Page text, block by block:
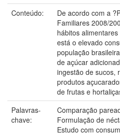
Conteúdo:
De acordo com a
Familiares 2008/
hábitos
está o elevado
população
de açúcar
ingestão de sucos,
produtos
de frutas e
Palavras-
chave:
Comparação
Formulação de
Estudo com